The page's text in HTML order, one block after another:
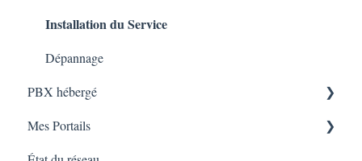
Installation du Service
Dépannage
PBX hébergé
Installation du Service
Mes Portails